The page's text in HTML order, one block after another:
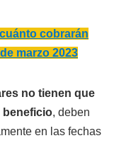
cobrarán
marzo 2023
no tienen que
beneficio, deben
en las fechas